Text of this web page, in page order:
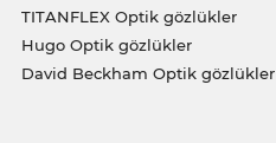
TITANFLEX Optik gözlükler
Hugo Optik gözlükler
David Beckham Optik gözlükler